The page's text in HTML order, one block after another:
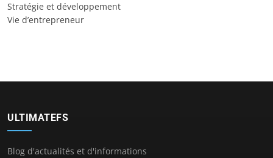
Stratégie et développement
Vie d’entrepreneur
ULTIMATEFS
Blog d'actualités et d'informations